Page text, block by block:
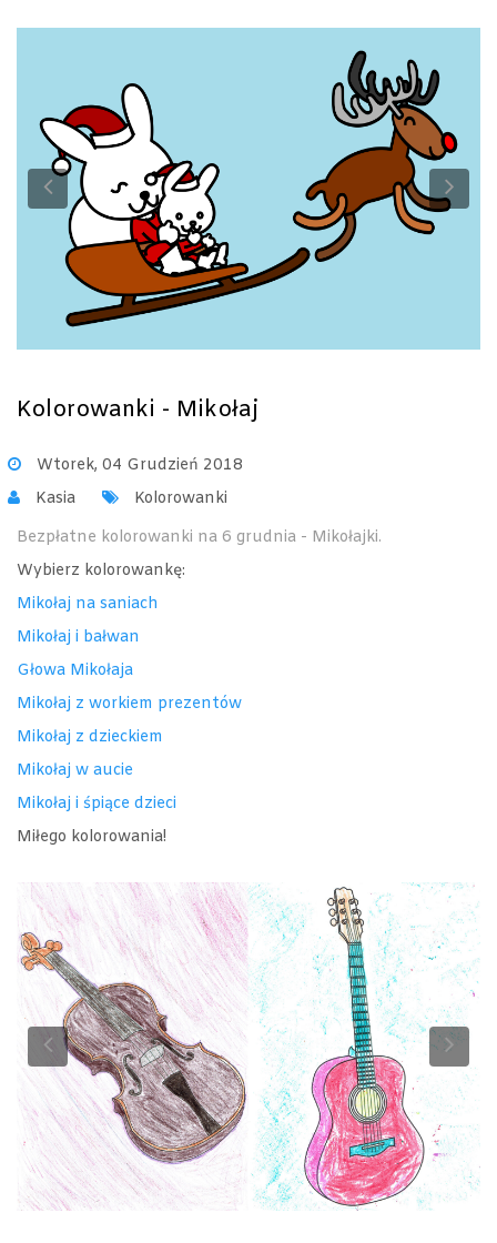
Previous
Kolorowanki - Mikołaj
Wtorek, 04 Grudzień 2018
Kasia
Kolorowanki
Bezpłatne kolorowanki na 6 grudnia - Mikołajki.
Wybierz kolorowankę:
Mikołaj na saniach
Mikołaj i bałwan
Głowa Mikołaja
Mikołaj z workiem prezentów
Mikołaj z dzieckiem
Mikołaj w aucie
Mikołaj i śpiące dzieci
Miłego kolorowania!
Previous